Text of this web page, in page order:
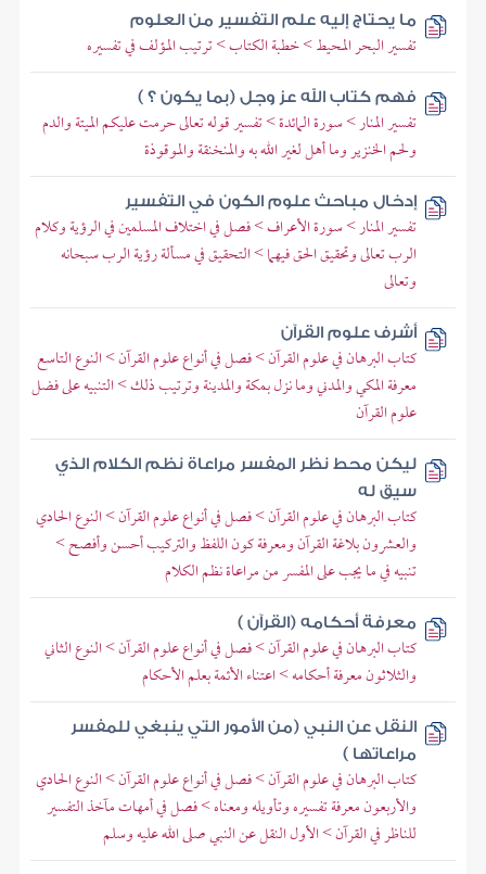
ما يحتاج إليه علم التفسير من العلوم
تفسير البحر المحيط > خطبة الكتاب > ترتيب المؤلف في تفسيره
فهم كتاب الله عز وجل (بما يكون ؟ )
تفسير المنار > سورة المائدة > تفسير قوله تعالى حرمت عليكم الميتة والدم
ولحم الخنزير وما أهل لغير الله به والمنخنقة والموقوذة
إدخال مباحث علوم الكون في التفسير
تفسير المنار > سورة الأعراف > فصل في اختلاف المسلمين في الرؤية وكلام
الرب تعالى وتحقيق الحق فيهما > التحقيق في مسألة رؤية الرب سبحانه
وتعالى
أشرف علوم القرآن
كتاب البرهان في علوم القرآن > فصل في أنواع علوم القرآن > النوع التاسع
معرفة المكي والمدني وما نزل بمكة والمدينة وترتيب ذلك > التنبيه على فضل
علوم القرآن
ليكن محط نظر المفسر مراعاة نظم الكلام الذي
سيق له
كتاب البرهان في علوم القرآن > فصل في أنواع علوم القرآن > النوع الحادي
والعشرون بلاغة القرآن ومعرفة كون اللفظ والتركيب أحسن وأفصح >
تنبيه في ما يجب على المفسر من مراعاة نظم الكلام
معرفة أحكامه (القرآن )
كتاب البرهان في علوم القرآن > فصل في أنواع علوم القرآن > النوع الثاني
والثلاثون معرفة أحكامه > اعتناء الأئمة بعلم الأحكام
النقل عن النبي (من الأمور التي ينبغي للمفسر
مراعاتها )
كتاب البرهان في علوم القرآن > فصل في أنواع علوم القرآن > النوع الحادي
والأربعون معرفة تفسيره وتأويله ومعناه > فصل في أمهات مآخذ التفسير
للناظر في القرآن > الأول النقل عن النبي صلى الله عليه وسلم